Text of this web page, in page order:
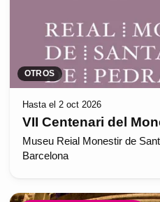
OTROS
Hasta el 2 oct 2026
VII Centenari del
Museu Reial Monestir de
Barcelona